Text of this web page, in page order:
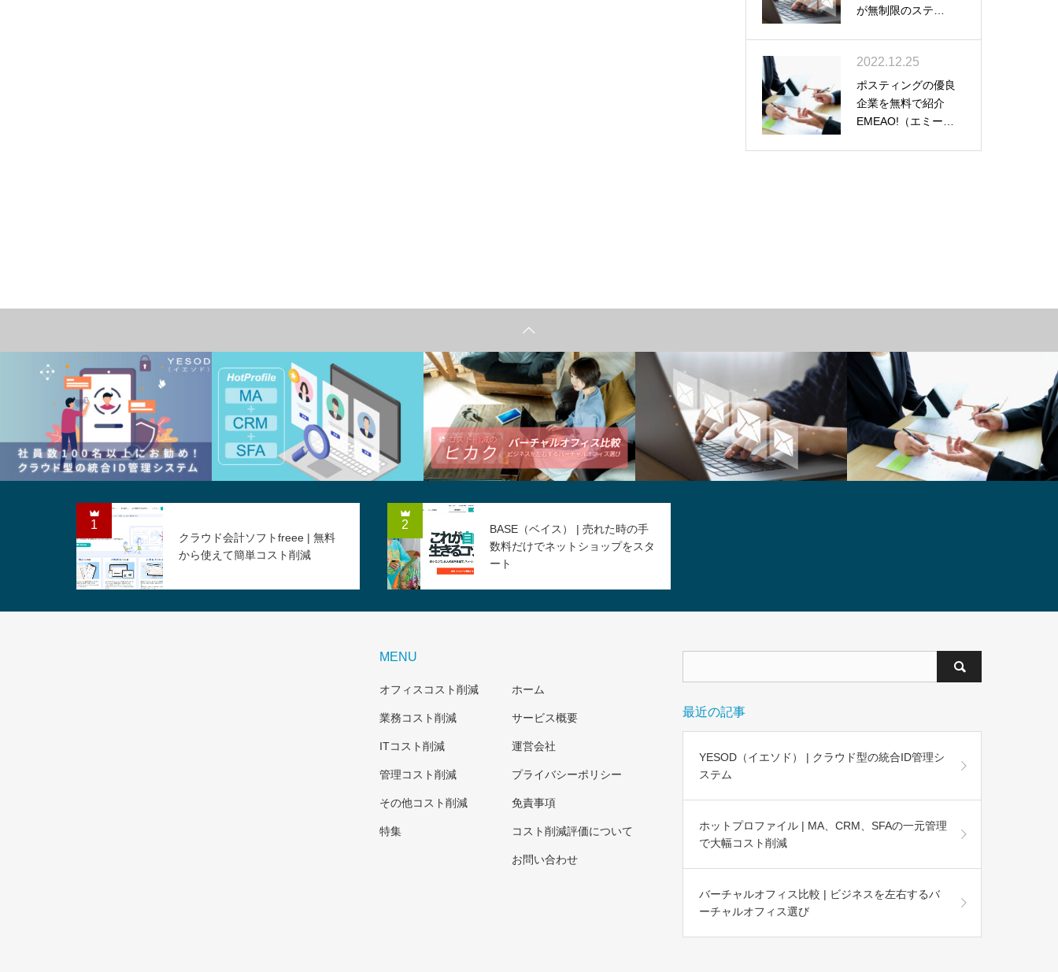
が無制限のステ…
2022.12.25
ポスティングの優良
企業を無料で紹介
EMEAO!（エミー…
1
クラウド会計ソフトfreee | 無料
から使えて簡単コスト削減
2
BASE（ベイス） | 売れた時の手
数料だけでネットショップをスタ
ート
MENU
オフィスコスト削減
業務コスト削減
ITコスト削減
管理コスト削減
その他コスト削減
特集
ホーム
サービス概要
運営会社
プライバシーポリシー
免責事項
コスト削減評価について
お問い合わせ
最近の記事
YESOD（イエソド） | クラウド型の統合ID管理シ
ステム
ホットプロファイル | MA、CRM、SFAの一元管理
で大幅コスト削減
バーチャルオフィス比較 | ビジネスを左右するバ
ーチャルオフィス選び